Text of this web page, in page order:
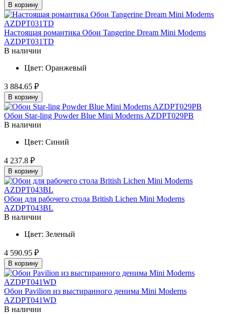
В корзину
Настоящая романтика Обои Tangerine Dream Mini Moderns
AZDPT031TD
В наличии
Цвет: Оранжевый
3 884.65 ₽
В корзину
Обои Star-ling Powder Blue Mini Moderns AZDPT029PB
В наличии
Цвет: Синий
4 237.8 ₽
В корзину
Обои для рабочего стола British Lichen Mini Moderns
AZDPT043BL
В наличии
Цвет: Зеленый
4 590.95 ₽
В корзину
Обои Pavilion из выстиранного денима Mini Moderns
AZDPT041WD
В наличии